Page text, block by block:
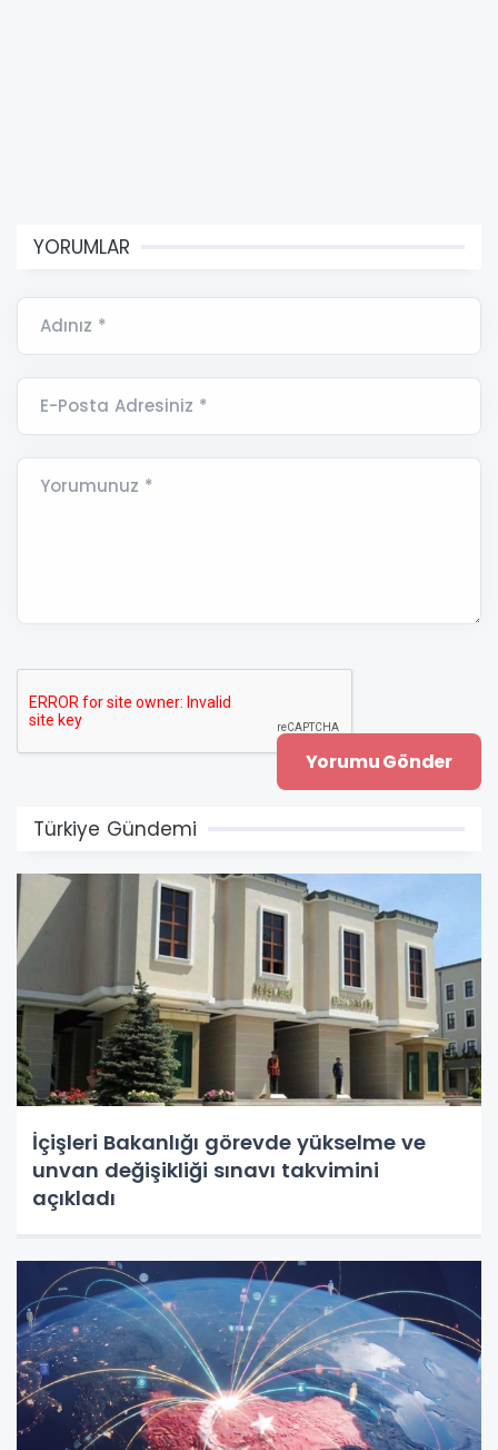
YORUMLAR
Adınız *
E-Posta Adresiniz *
Yorumunuz *
Türkiye Gündemi
İçişleri Bakanlığı görevde yükselme ve
unvan değişikliği sınavı takvimini
açıkladı